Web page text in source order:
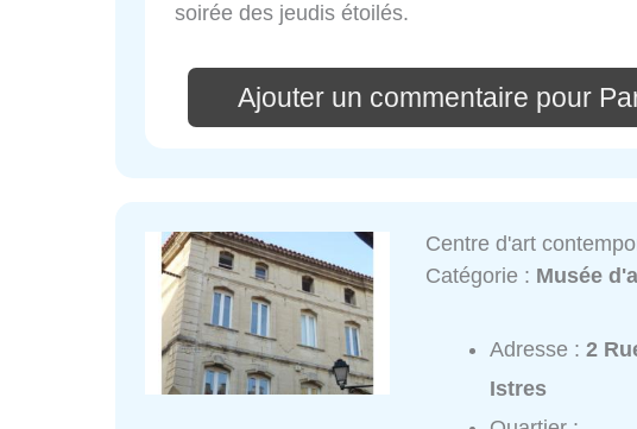
soirée des jeudis étoilés.
Ajouter un commentaire pour
Centre d'art
Catégorie : Musée
Adresse :2
Istres